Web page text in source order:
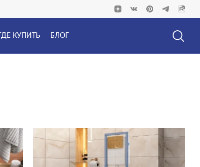
ГДЕ КУПИТЬ БЛОГ